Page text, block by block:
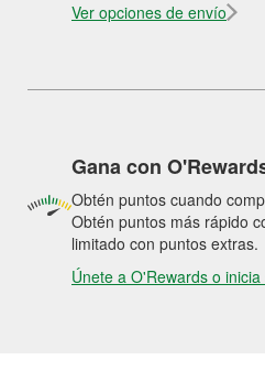
Ver opciones de envío
Gana con
Obtén puntos cuando
Obtén puntos más rápido
limitado con puntos extras.
Únete a O'Rewards o inicia